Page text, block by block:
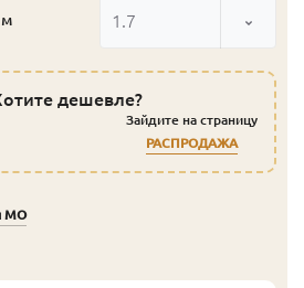
м 1.7
дешевле?
Зайдите на страницу
РАСПРОДАЖА
МО